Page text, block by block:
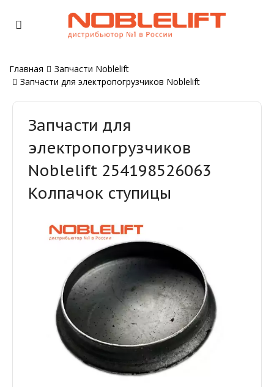
Главная
Запчасти Noblelift
Запчасти для электропогрузчиков Noblelift
Запчасти для
электропогрузчиков
Noblelift 254198526063
Колпачок ступицы